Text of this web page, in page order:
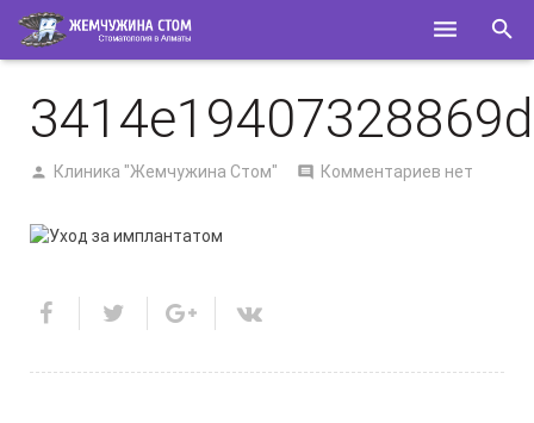
О НАС
СПЕЦИАЛИСТЫ
КОНТАКТЫ
Клиника "Жемчужина Стом" Комментариев нет